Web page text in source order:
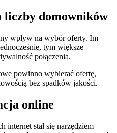
liczby domowników
wpływ na wybór oferty. Im
tym większe
połączenia.
powinno wybierać ofertę,
bez spadków jakości.
online
internet stał się narzędziem